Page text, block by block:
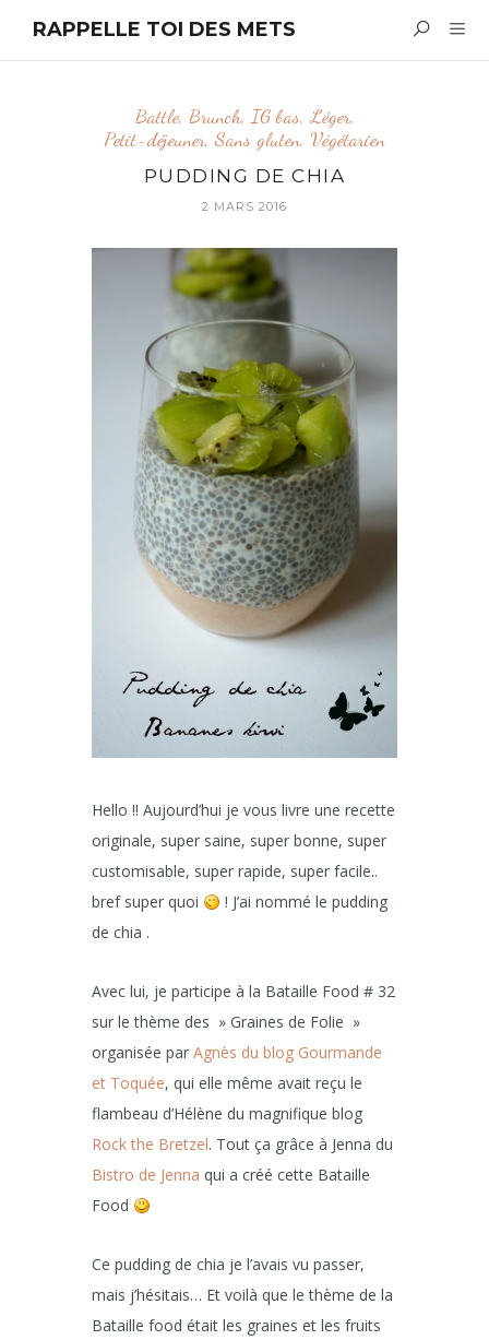
RAPPELLE TOI DES METS
Battle, Brunch, IG bas,Léger,
Petit-déjeuner,Sans gluten, Végétarien
PUDDING DE CHIA
2 MARS 2016
Hello !! Aujourd’hui je vous livre une recette
originale, super saine, super bonne, super
customisable, super rapide, super facile..
bref super quoi
! J’ai nommé le pudding
de chia .
Avec lui, je participe à la Bataille Food # 32
sur le thème des » Graines de Folie »
organisée par Agnès du blog Gourmande
et Toquée, qui elle même avait reçu le
flambeau d’Hélène du magnifique blog
Rock the Bretzel. Tout ça grâce à Jenna du
Bistro de Jenna qui a créé cette Bataille
Food
Ce pudding de chia je l’avais vu passer,
mais j’hésitais… Et voilà que le thème de la
Bataille food était les graines et les fruits